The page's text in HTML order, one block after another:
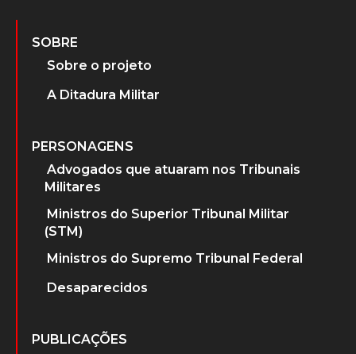
SOBRE
Sobre o projeto
A Ditadura Militar
PERSONAGENS
Advogados que atuaram nos Tribunais
Militares
Ministros do Superior Tribunal Militar
(STM)
Ministros do Supremo Tribunal Federal
Desaparecidos
PUBLICAÇÕES